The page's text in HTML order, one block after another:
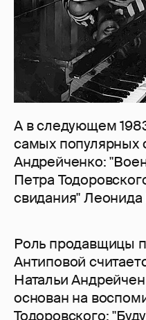
А в следующем
самых популярных
Андрейченко:
Петра
свидания" Леонида
Роль продавщицы
Антиповой
Натальи
основан на
Тодоровского: